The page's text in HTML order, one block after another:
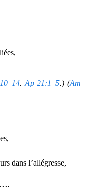
. Ap 21:1–5.) (Am
dans l’allégresse,